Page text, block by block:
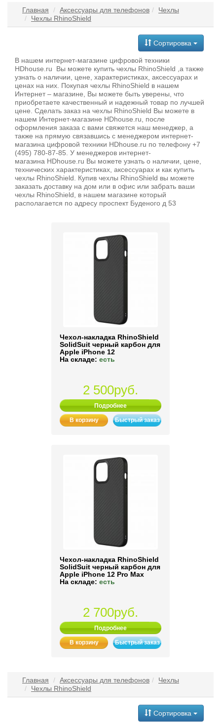
Главная Аксессуары для телефонов
Чехлы
Чехлы RhinoShield
Сортировка
В нашем интернет-магазине цифровой техники
HDhouse.ru Вы можете купить чехлы RhinoShield ,а также
узнать о наличии, цене, характеристиках, аксессуарах и
ценах на них. Покупая чехлы RhinoShield в нашем
Интернет – магазине, Вы можете быть уверены, что
приобретаете качественный и надежный товар по лучшей
цене. Сделать заказ на чехлы RhinoShield Вы можете в
нашем Интернет-магазине HDhouse.ru, после
оформления заказа с вами свяжется наш менеджер, а
также на прямую связавшись с менеджером интернет-
магазина цифровой техники HDhouse.ru по телефону +7
(495) 780-87-85. У менеджеров интернет-
магазина HDhouse.ru Вы можете узнать о наличии, цене,
технических характеристиках, аксессуарах и как купить
чехлы RhinoShield. Купив чехлы RhinoShield вы можете
заказать доставку на дом или в офис или забрать ваши
чехлы RhinoShield, в нашем магазине который
располагается по адресу проспект Буденого д 53
Чехол-накладка RhinoShield
SolidSuit черный карбон для
Apple iPhone 12
На складе: есть
2 500руб.
Подробнее
В корзину Быстрый заказ
Чехол-накладка RhinoShield
SolidSuit черный карбон для
Apple iPhone 12 Pro Max
На складе: есть
2 700руб.
Подробнее
В корзину Быстрый заказ
Главная Аксессуары для телефонов
Чехлы
Чехлы RhinoShield
Сортировка